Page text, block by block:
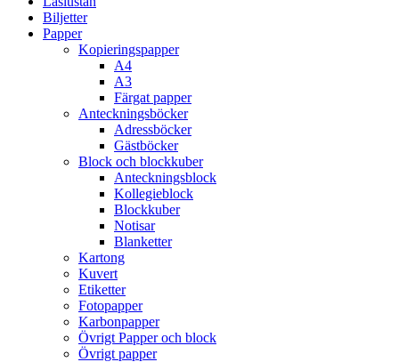
Biljetter
Papper
Kopieringspapper
A4
A3
Färgat papper
Anteckningsböcker
Adressböcker
Gästböcker
Block och blockkuber
Anteckningsblock
Kollegieblock
Blockkuber
Notisar
Blanketter
Kartong
Kuvert
Etiketter
Fotopapper
Karbonpapper
Övrigt Papper och block
Övrigt papper